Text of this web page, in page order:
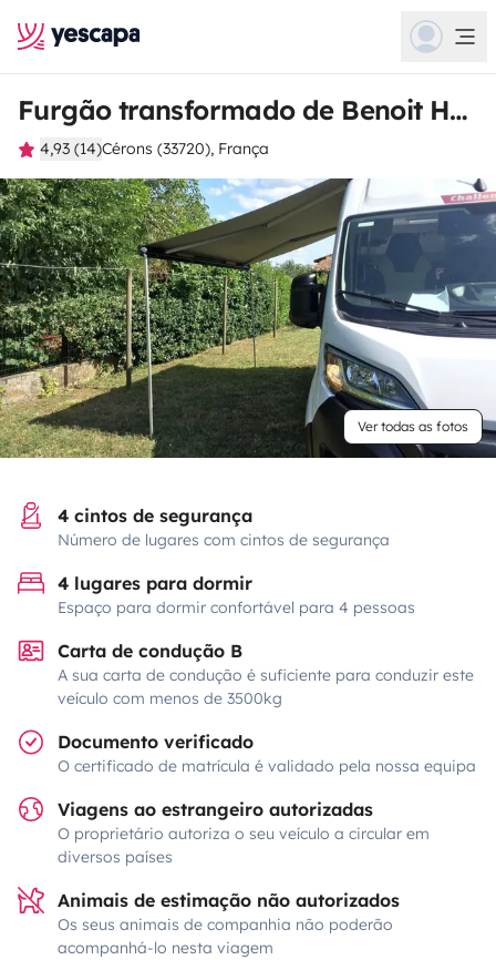
Furgão transformado de Benoit Hugues
4,93 (14)Cérons (33720), França
Ver todas as fotos
4 cintos de segurança
Número de lugares com cintos de segurança
4 lugares para dormir
Espaço para dormir confortável para 4 pessoas
Carta de condução B
A sua carta de condução é suficiente para conduzir este
veículo com menos de 3500kg
Documento verificado
O certificado de matrícula é validado pela nossa equipa
Viagens ao estrangeiro autorizadas
O proprietário autoriza o seu veículo a circular em
diversos países
Animais de estimação não autorizados
Os seus animais de companhia não poderão
acompanhá-lo nesta viagem